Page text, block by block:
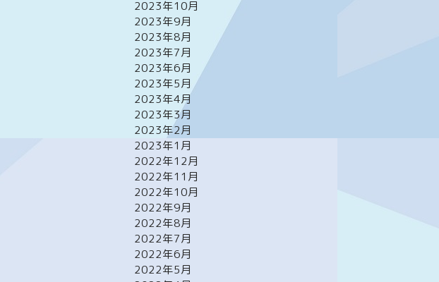
2023年10月
2023年9月
2023年8月
2023年7月
2023年6月
2023年5月
2023年4月
2023年3月
2023年2月
2023年1月
2022年12月
2022年11月
2022年10月
2022年9月
2022年8月
2022年7月
2022年6月
2022年5月